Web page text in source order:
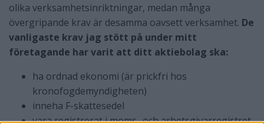
olika verksamhetsinriktningar, medan många
övergripande krav är desamma oavsett verksamhet. De
vanligaste krav jag stött på under mitt
företagande har varit att ditt aktiebolag ska:
ha ordnad ekonomi (är prickfri hos
kronofogdemyndigheten)
inneha F-skattesedel
vara registrerat i moms- och arbetsgivarregistret